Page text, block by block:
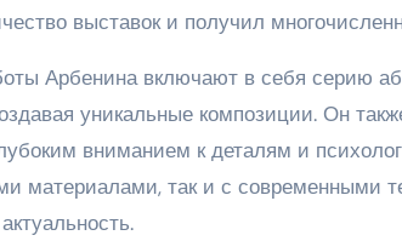
выставок и получил
Арбенина включают в себя серию
уникальные композиции. Он
вниманием к деталям и
материалами, так и с современными